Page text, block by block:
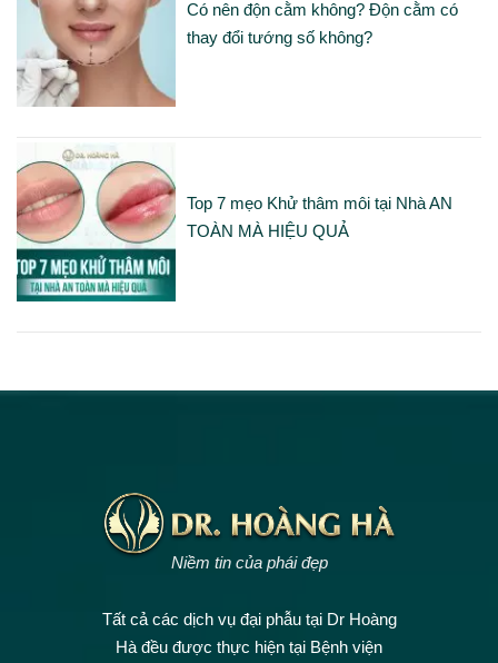
Có nên độn cằm không? Độn cằm có
thay đổi tướng số không?
Top 7 mẹo Khử thâm môi tại Nhà AN
TOÀN MÀ HIỆU QUẢ
Niềm tin của phái đẹp
Tất cả các dịch vụ đại phẫu tại Dr Hoàng
Hà đều được thực hiện tại Bệnh viện